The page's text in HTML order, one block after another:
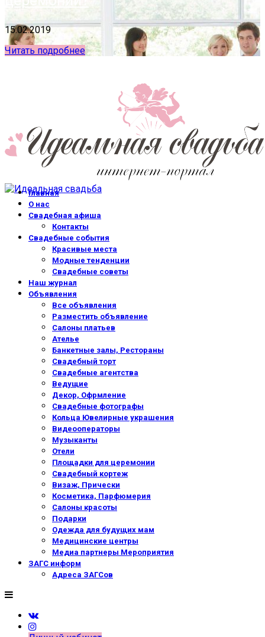
15.02.2019
Читать подробнее
Главная
О нас
Свадебная афиша
Контакты
Свадебные события
Красивые места
Модные тенденции
Свадебные советы
Наш журнал
Объявления
Все объявления
Разместить объявление
Салоны платьев
Ателье
Банкетные залы, Рестораны
Свадебный торт
Свадебные агентства
Ведущие
Декор, Офрмление
Свадебные фотографы
Кольца Ювелирные украшения
Видеооператоры
Музыканты
Отели
Площадки для церемонии
Свадебный кортеж
Визаж, Прически
Косметика, Парфюмерия
Салоны красоты
Подарки
Одежда для будущих мам
Медицинские центры
Медиа партнеры Мероприятия
ЗАГС информ
Адреса ЗАГСов